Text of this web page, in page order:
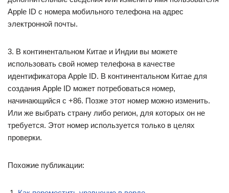
Apple ID с номера мобильного телефона на адрес
электронной почты.
3. В континентальном Китае и Индии вы можете
использовать свой номер телефона в качестве
идентификатора Apple ID. В континентальном Китае для
создания Apple ID может потребоваться номер,
начинающийся с +86. Позже этот номер можно изменить.
Или же выбрать страну либо регион, для которых он не
требуется. Этот номер используется только в целях
проверки.
Похожие публикации: